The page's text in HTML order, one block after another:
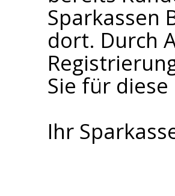
Sparkassen
dort. Durch
Sie für
Ihr